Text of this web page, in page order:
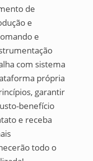
de
e
e
com sistema
própria
garantir
benefício
e receba
todo o